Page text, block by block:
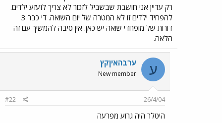
רק עדיין אני חושבת שבשביל לזכור לא צריך לזעזע ילדים.
להפחיד ילדים זו לא המטרה של יום השואה. די כבר 3
דורות של מופחדי שואה יש כאן. אין סיבה להמשיך עם זה
הלאה.
ע ערבהאיןקץ
New member
26/4/04
#22
היטלר היה גרוע מפרעה